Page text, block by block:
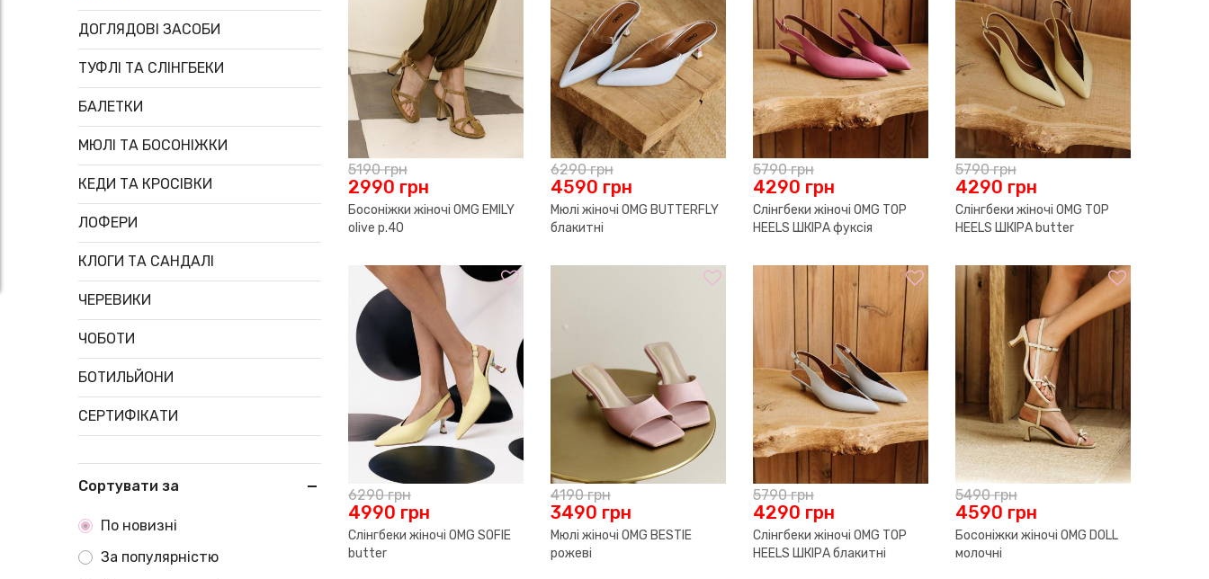
ДОГЛЯДОВІ ЗАСОБИ
ТУФЛІ ТА СЛІНГБЕКИ
БАЛЕТКИ
МЮЛІ ТА БОСОНІЖКИ
КЕДИ ТА КРОСІВКИ
ЛОФЕРИ
КЛОГИ ТА САНДАЛІ
ЧЕРЕВИКИ
ЧОБОТИ
БОТИЛЬЙОНИ
СЕРТИФІКАТИ
Сортувати за
По новизні
За популярністю
5190грн
2990 грн
Босоніжки жіночі OMG EMILY
olive р.40
6290грн
4590 грн
Мюлі жіночі OMG BUTTERFLY
блакитні
5790грн
4290 грн
Слінгбеки жіночі OMG TOP
HEELS ШКІРА фуксія
5790грн
4290 грн
Слінгбеки жіночі OMG TOP
HEELS ШКІРА butter
6290грн
4990 грн
Слінгбеки жіночі OMG SOFIE
butter
4190грн
3490 грн
Мюлі жіночі OMG BESTIE
рожеві
5790грн
4290 грн
Слінгбеки жіночі OMG TOP
HEELS ШКІРА блакитні
5490грн
4590 грн
Босоніжки жіночі OMG DOLL
молочні